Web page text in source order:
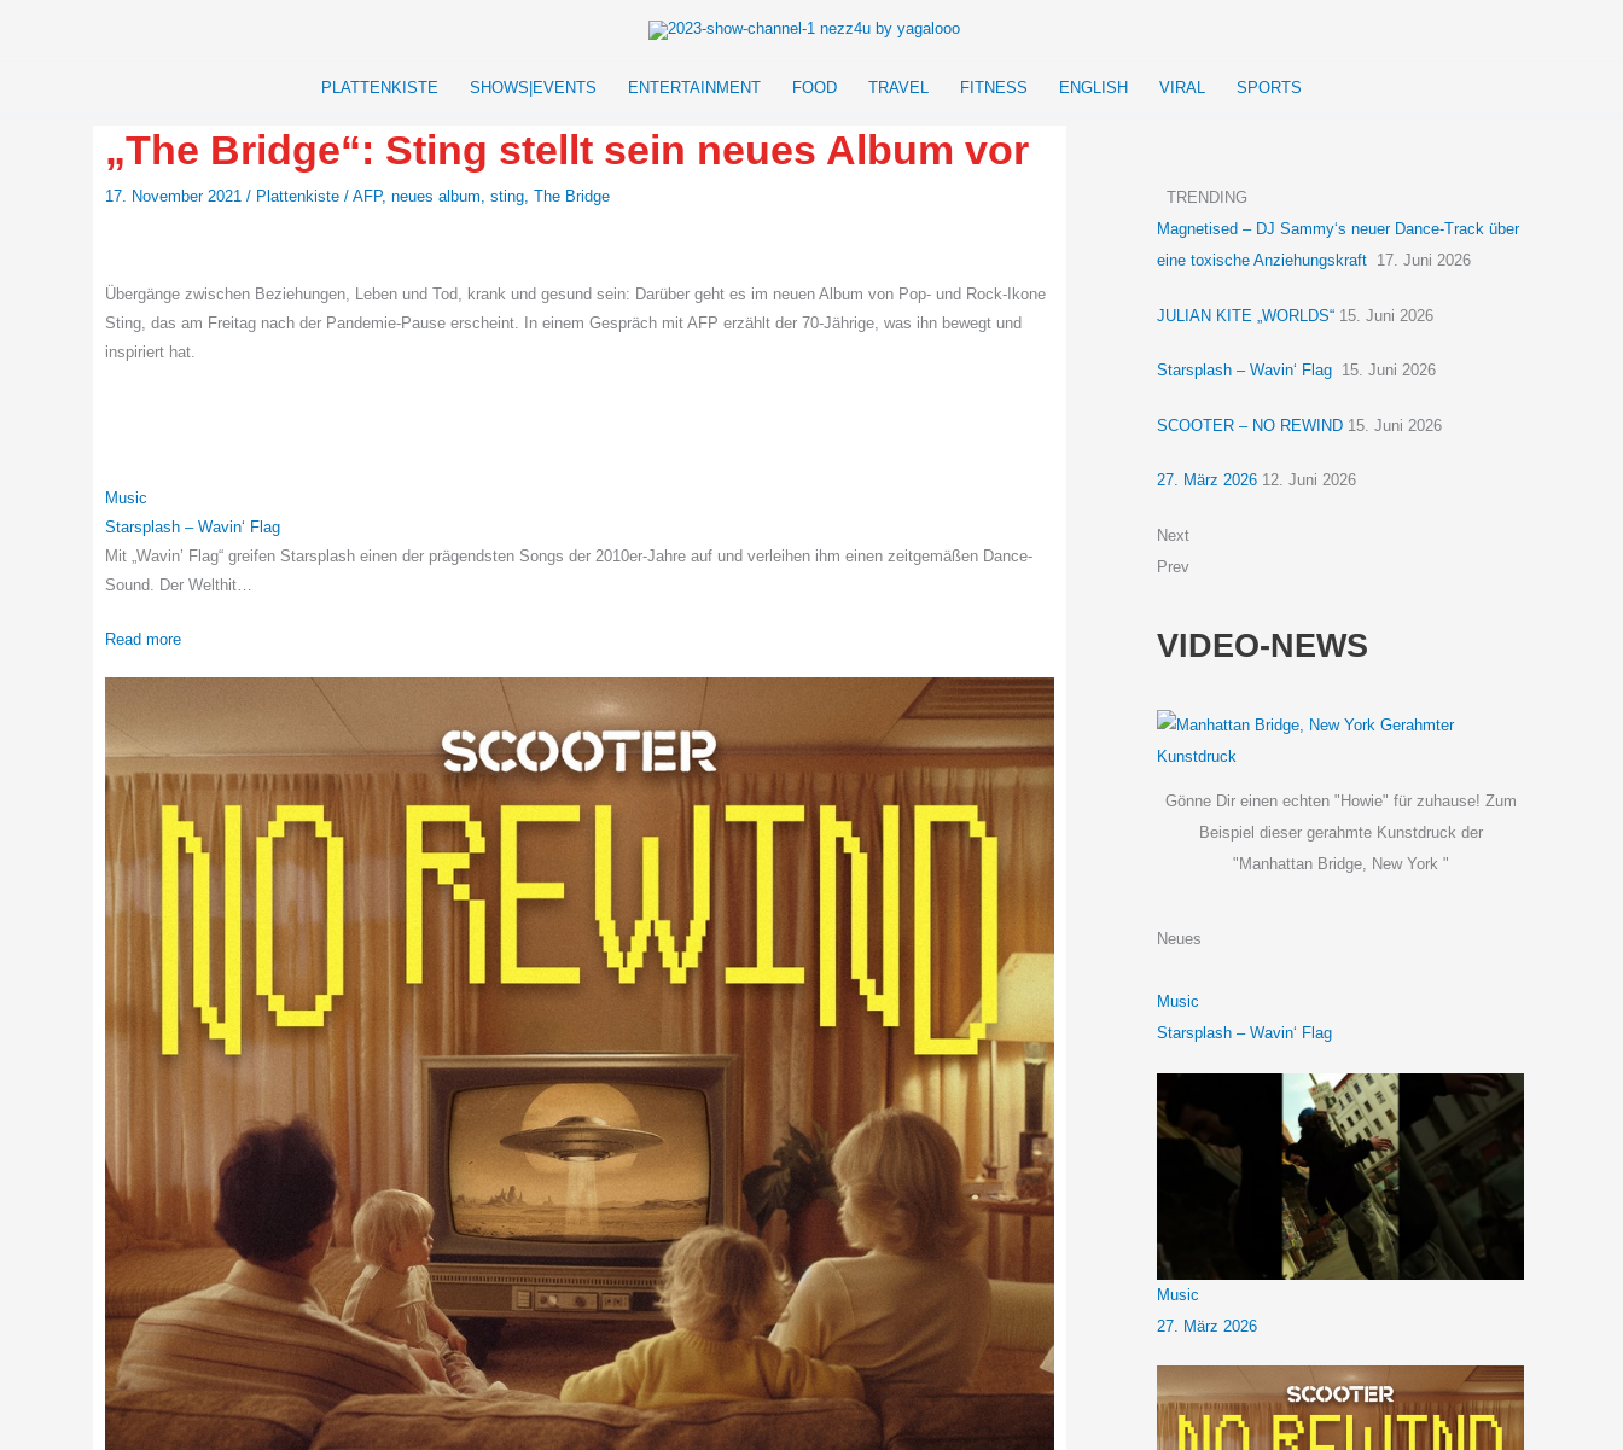
PLATTENKISTE
SHOWS|EVENTS ENTERTAINMENT FOOD TRAVEL FITNESS ENGLISH VIRAL SPORTS
„The Bridge“: Sting stellt sein neues Album vor
17. November 2021 / Plattenkiste / AFP, neues album, sting, The Bridge
Übergänge zwischen Beziehungen, Leben und Tod, krank und gesund sein: Darüber geht es im neuen Album von Pop- und Rock-Ikone
Sting, das am Freitag nach der Pandemie-Pause erscheint. In einem Gespräch mit AFP erzählt der 70-Jährige, was ihn bewegt und
inspiriert hat.
Music
Starsplash – Wavin‘ Flag
Mit „Wavin’ Flag“ greifen Starsplash einen der prägendsten Songs der 2010er-Jahre auf und verleihen ihm einen zeitgemäßen Dance-
Sound. Der Welthit…
Read more
TRENDING
Magnetised – DJ Sammy‘s neuer Dance-Track über
eine toxische Anziehungskraft 17. Juni 2026
JULIAN KITE „WORLDS“ 15. Juni 2026
Starsplash – Wavin‘ Flag 15. Juni 2026
SCOOTER – NO REWIND 15. Juni 2026
27. März 2026 12. Juni 2026
Next
Prev
VIDEO-NEWS
Gönne Dir einen echten "Howie" für zuhause! Zum
Beispiel dieser gerahmte Kunstdruck der
"Manhattan Bridge, New York "
Neues
Music
Starsplash – Wavin‘ Flag
Music
27. März 2026